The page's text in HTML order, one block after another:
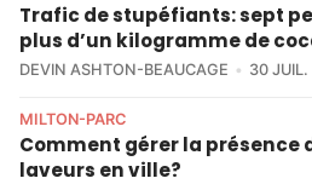
Trafic de stupéfiants: sept
plus d’un kilogramme de
DEVIN ASHTON-BEAUCAGE 30
MILTON-PARC
Comment gérer la présence
laveurs en ville?